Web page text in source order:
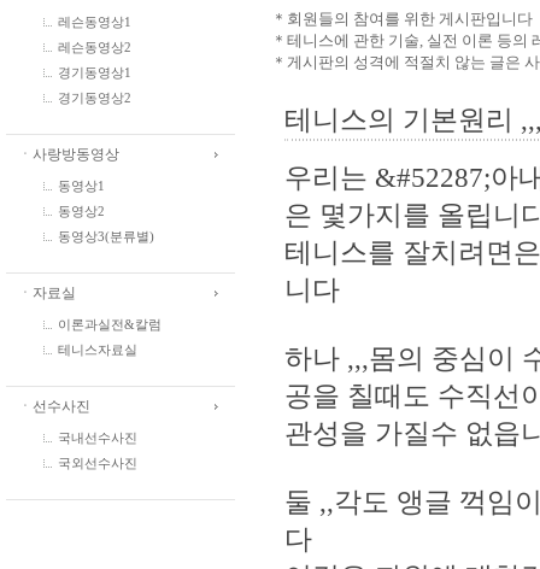
레슨동영상1
레슨동영상2
경기동영상1
경기동영상2
ㆍ사랑방동영상
동영상1
동영상2
동영상3(분류별)
ㆍ자료실
이론과실전&칼럼
테니스자료실
ㆍ선수사진
국내선수사진
국외선수사진
＊회원들의 참여를 위한 게시판입니다
＊테니스에 관한 기술, 실전 이론 등의
＊게시판의 성격에 적절치 않는 글은
테니스의 기본원리
우리는 &#52287;아
은 몇가지를 올립니
테니스를 잘치려면
니다
하나 ,,,몸의 중심이
공을 칠때도 수직선
관성을 가질수 없읍
둘 ,,각도 앵글 꺽임
다